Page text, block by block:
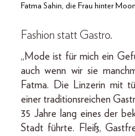
Fatma Sahin, die Frau hinter
Fashion statt Gastro.
„Mode ist für mich ein
auch wenn wir sie
Fatma. Die Linzerin mit
einer traditionsreichen
35 Jahre lang eines der
Stadt führte. Fleiß,